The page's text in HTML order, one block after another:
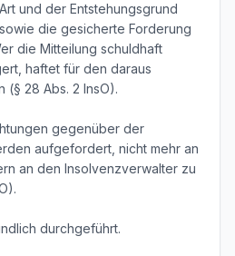
und der Entstehungsgrund
die gesicherte Forderung
die Mitteilung schuldhaft
haftet für den daraus
(§ 28 Abs. 2 InsO).
gegenüber der
aufgefordert, nicht mehr an
an den Insolvenzverwalter zu
durchgeführt.